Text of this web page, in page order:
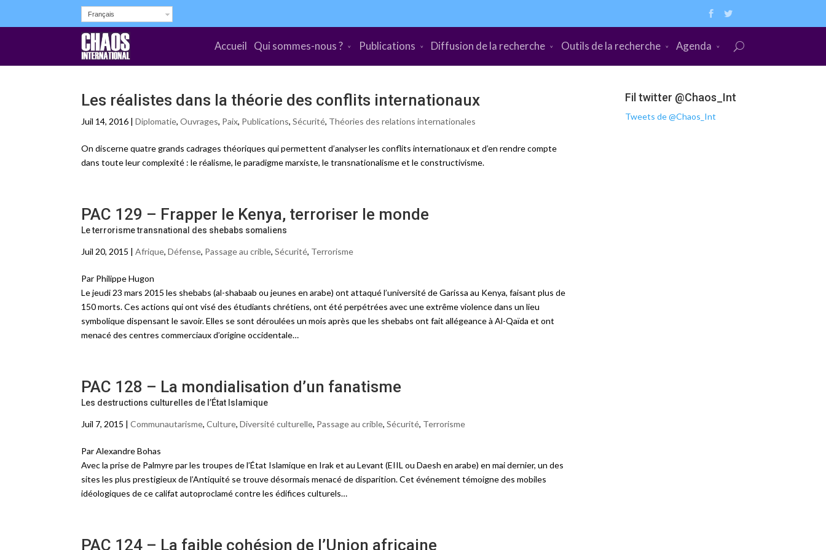
Français
Accueil Qui sommes-nous ? Publications Diffusion de la recherche Outils de la recherche Agenda
Les réalistes dans la théorie des conflits internationaux
Juil 14, 2016 | Diplomatie, Ouvrages, Paix, Publications, Sécurité, Théories des relations internationales
On discerne quatre grands cadrages théoriques qui permettent d’analyser les conflits internationaux et d’en rendre compte
dans toute leur complexité : le réalisme, le paradigme marxiste, le transnationalisme et le constructivisme.
PAC 129 – Frapper le Kenya, terroriser le monde
Le terrorisme transnational des shebabs somaliens
Juil 20, 2015 | Afrique, Défense, Passage au crible, Sécurité, Terrorisme
Par Philippe Hugon
Le jeudi 23 mars 2015 les shebabs (al-shabaab ou jeunes en arabe) ont attaqué l’université de Garissa au Kenya, faisant plus de
150 morts. Ces actions qui ont visé des étudiants chrétiens, ont été perpétrées avec une extrême violence dans un lieu
symbolique dispensant le savoir. Elles se sont déroulées un mois après que les shebabs ont fait allégeance à Al-Qaïda et ont
menacé des centres commerciaux d’origine occidentale…
PAC 128 – La mondialisation d’un fanatisme
Les destructions culturelles de l’État Islamique
Juil 7, 2015 | Communautarisme, Culture, Diversité culturelle, Passage au crible, Sécurité, Terrorisme
Par Alexandre Bohas
Avec la prise de Palmyre par les troupes de l’État Islamique en Irak et au Levant (EIIL ou Daesh en arabe) en mai dernier, un des
sites les plus prestigieux de l’Antiquité se trouve désormais menacé de disparition. Cet événement témoigne des mobiles
idéologiques de ce califat autoproclamé contre les édifices culturels…
PAC 124 – La faible cohésion de l’Union africaine
Fil twitter @Chaos_Int
Tweets de @Chaos_Int